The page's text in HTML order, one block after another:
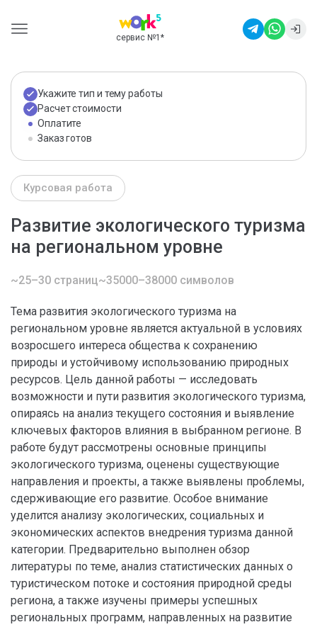
сервис №1 *
Укажите тип и тему работы
Расчет стоимости
Оплатите
Заказ готов
Курсовая работа
Развитие экологического туризма
на региональном уровне
~25–30 страниц~35000–38000 символов
Тема развития экологического туризма на
региональном уровне является актуальной в условиях
возросшего интереса общества к сохранению
природы и устойчивому использованию природных
ресурсов. Цель данной работы — исследовать
возможности и пути развития экологического туризма,
опираясь на анализ текущего состояния и выявление
ключевых факторов влияния в выбранном регионе. В
работе будут рассмотрены основные принципы
экологического туризма, оценены существующие
направления и проекты, а также выявлены проблемы,
сдерживающие его развитие. Особое внимание
уделится анализу экологических, социальных и
экономических аспектов внедрения туризма данной
категории. Предварительно выполнен обзор
литературы по теме, анализ статистических данных о
туристическом потоке и состояния природной среды
региона, а также изучены примеры успешных
региональных программ, направленных на развитие